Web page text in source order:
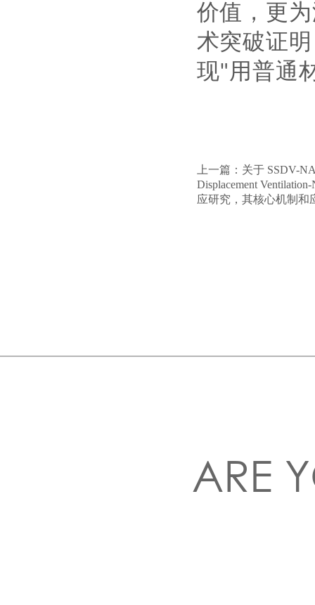
价值，更
术突破证
现"用普通
上一篇： 关于 SSDV-
Displacement
应研究，其核心机制和
ARE